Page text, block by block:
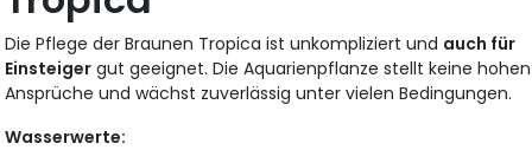
Die Pflege der Braunen Tropica ist unkompliziert und auch für
Einsteiger gut geeignet. Die Aquarienpflanze stellt keine hohen
Ansprüche und wächst zuverlässig unter vielen Bedingungen.
Wasserwerte: